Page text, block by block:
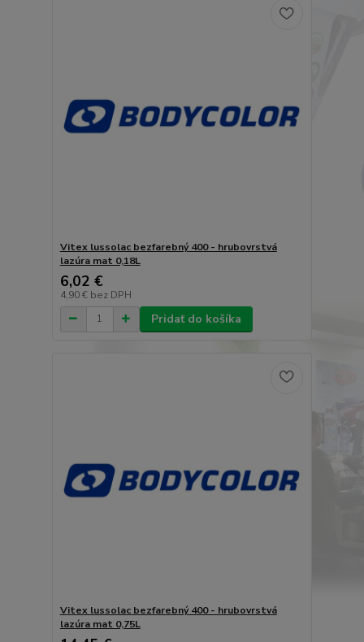
Vitex lussolac bezfarebný 400 - hrubovrstvá
lazúra mat 0,18L
6,02 €
4,90 € bez DPH
Pridať do košíka
Vitex lussolac bezfarebný 400 - hrubovrstvá
lazúra mat 0,75L